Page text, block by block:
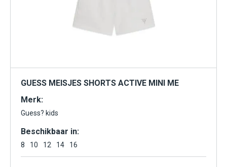
GUESS MEISJES SHORTS ACTIVE MINI ME
Merk:
Guess? kids
Beschikbaar in:
8 10 12 14 16